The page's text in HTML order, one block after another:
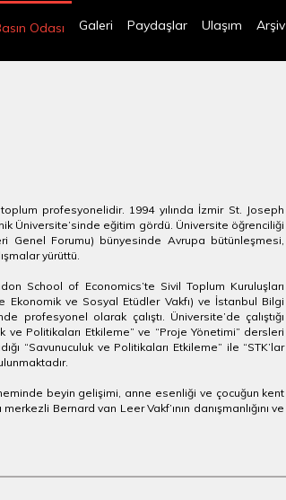
Odası Galeri Paydaşlar Ulaşım Arşiv
profesyonelidir. 1994 yılında İzmir St. Joseph
Üniversite’sinde eğitim gördü. Üniversite öğrenciliği
Genel Forumu) bünyesinde Avrupa bütünleşmesi,
yürüttü.
School of Economics’te Sivil Toplum Kuruluşları
Ekonomik ve Sosyal Etüdler Vakfı) ve İstanbul Bilgi
profesyonel olarak çalıştı. Üniversite’de çalıştığı
ve Politikaları Etkileme” ve “Proje Yönetimi” dersleri
“Savunuculuk ve Politikaları Etkileme” ile “STK’lar
beyin gelişimi, anne esenliği ve çocuğun kent
Bernard van Leer Vakf’ının danışmanlığını ve